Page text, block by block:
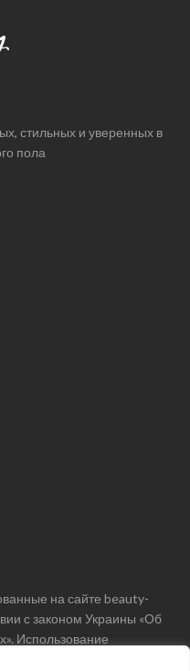
стильных и уверенных в
пола
на сайте beauty-
с законом Украины «Об
Использование